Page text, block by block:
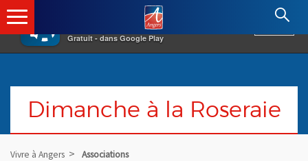
×
Gratuit - dans Google Play
Angers.fr : Retour à l'accueil
Dimanche à la Roseraie
Vivre à Angers Associations